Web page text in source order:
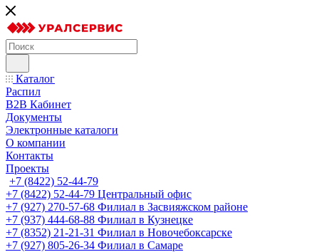
Каталог
Распил
B2B Кабинет
Документы
Электронные каталоги
О компании
Контакты
Проекты
+7 (8422) 52-44-79
+7 (8422) 52-44-79 Центральный офис
+7 (927) 270-57-68 Филиал в Засвияжском районе
+7 (937) 444-68-88 Филиал в Кузнецке
+7 (8352) 21-21-31 Филиал в Новочебоксарске
+7 (927) 805-26-34 Филиал в Самаре